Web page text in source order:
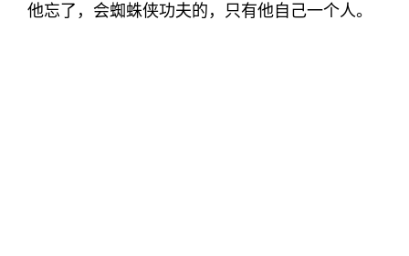
他忘了，会蜘蛛侠功夫的，只有他自己一个人。